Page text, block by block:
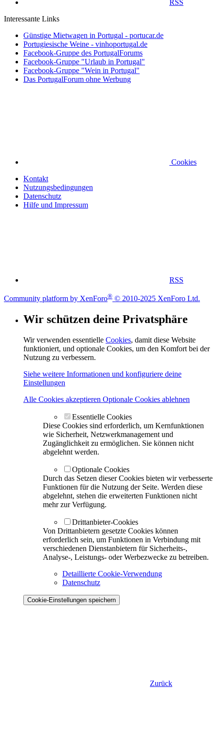
RSS
Interessante Links
Günstige Mietwagen in Portugal - portucar.de
Portugiesische Weine - vinhoportugal.de
Facebook-Gruppe des PortugalForums
Facebook-Gruppe "Urlaub in Portugal"
Facebook-Gruppe "Wein in Portugal"
Das PortugalForum ohne Werbung
Cookies
Kontakt
Nutzungsbedingungen
Datenschutz
Hilfe und Impressum
RSS
Community platform by XenForo® © 2010-2025 XenForo Ltd.
Wir schützen deine Privatsphäre
Wir verwenden essentielle Cookies, damit diese Website
funktioniert, und optionale Cookies, um den Komfort bei der
Nutzung zu verbessern.
Siehe weitere Informationen und konfiguriere deine
Einstellungen
Alle Cookies akzeptieren Optionale Cookies ablehnen
Essentielle Cookies
Diese Cookies sind erforderlich, um Kernfunktionen
wie Sicherheit, Netzwerkmanagement und
Zugänglichkeit zu ermöglichen. Sie können nicht
abgelehnt werden.
Optionale Cookies
Durch das Setzen dieser Cookies bieten wir verbesserte
Funktionen für die Nutzung der Seite. Werden diese
abgelehnt, stehen die erweiterten Funktionen nicht
mehr zur Verfügung.
Drittanbieter-Cookies
Von Drittanbietern gesetzte Cookies können
erforderlich sein, um Funktionen in Verbindung mit
verschiedenen Dienstanbietern für Sicherheits-,
Analyse-, Leistungs- oder Werbezwecke zu betreiben.
Detaillierte Cookie-Verwendung
Datenschutz
Cookie-Einstellungen speichern
Zurück